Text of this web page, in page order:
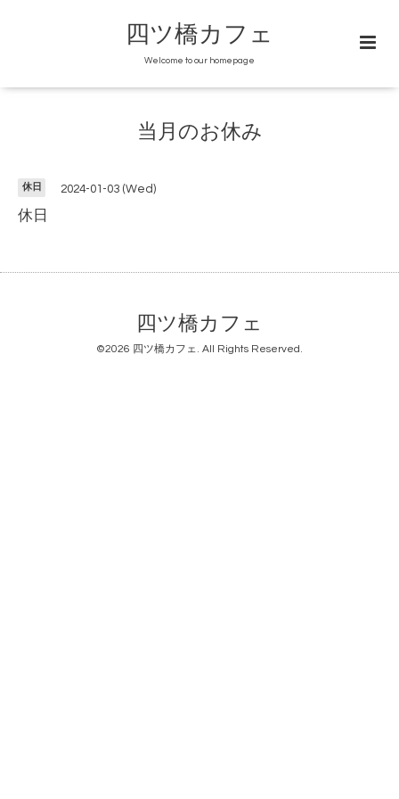
四ツ橋カフェ
Welcome to our homepage
当月のお休み
休日 2024-01-03 (Wed)
休日
四ツ橋カフェ
©2026 四ツ橋カフェ. All Rights Reserved.